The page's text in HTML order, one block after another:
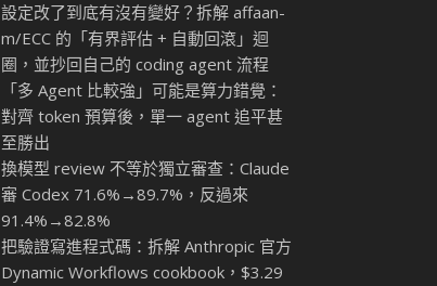
設定改了到底有沒有變好？拆解 affaan-
m/ECC 的「有界評估 + 自動回滾」迴
圈，並抄回自己的 coding agent 流程
「多 Agent 比較強」可能是算力錯覺：
對齊 token 預算後，單一 agent 追平甚
至勝出
換模型 review 不等於獨立審查：Claude
審 Codex 71.6%→89.7%，反過來
91.4%→82.8%
把驗證寫進程式碼：拆解 Anthropic 官方
Dynamic Workflows cookbook，$3.29